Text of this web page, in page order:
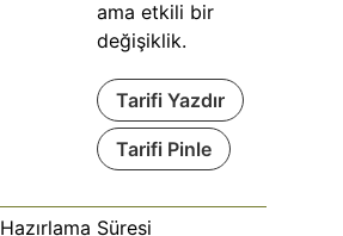
ama etkili bir
değişiklik.
Tarifi Yazdır
Tarifi Pinle
Hazırlama Süresi